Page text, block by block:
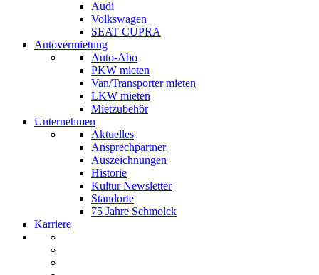
Audi
Volkswagen
SEAT CUPRA
Autovermietung
Auto-Abo
PKW mieten
Van/Transporter mieten
LKW mieten
Mietzubehör
Unternehmen
Aktuelles
Ansprechpartner
Auszeichnungen
Historie
Kultur Newsletter
Standorte
75 Jahre Schmolck
Karriere